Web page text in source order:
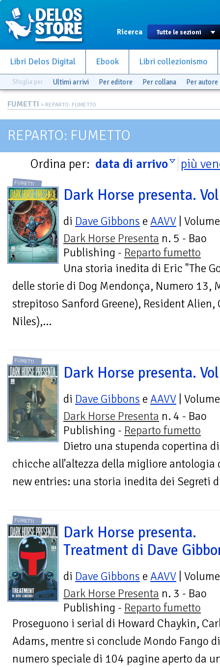
Ricerca
Libri Delos Digital Ebook Libri collezionismo
Sfoglia per Ultimi arrivi Per editore Per collana Per autore
FUMETTI > REPARTO: FUMETTO
REPARTO: FUMETTO
Ordina per: data di arrivo più
FUMETTI
Dark Horse presenta.
di Dave Gibbons e AAVV | Volume
Dark Horse Presenta n. 5 - Bao
Publishing - Reparto fumetto
Una storia inedita di Eric "The
delle storie di Dog Mendonça, Numero 13,
strepitoso Sanford Greene), Resident
Niles),...
FUMETTI
Dark Horse presenta.
di Dave Gibbons e AAVV | Volume
Dark Horse Presenta n. 4 - Bao
Publishing - Reparto fumetto
Dietro una stupenda copertina
chicche all'altezza della migliore antologia
new entries: una storia inedita dei Segreti
FUMETTI
Dark Horse presenta.
Treatment di Dave
di Dave Gibbons e AAVV | Volume
Dark Horse Presenta n. 3 - Bao
Publishing - Reparto fumetto
Proseguono i serial di Howard Chaykin,
Adams, mentre si conclude Mondo Fango
numero speciale di 104 pagine aperto da